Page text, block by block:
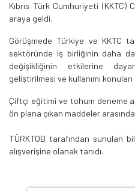
Kıbrıs Türk Cumhuriyeti
araya geldi.
Görüşmede Türkiye ve KKTC
sektöründe iş birliğinin daha
değişikliğinin etkilerine
geliştirilmesi ve kullanımı konuları
Çiftçi eğitimi ve tohum deneme
ön plana çıkan maddeler
TÜRKTOB tarafından sunulan
alışverişine olanak tanıdı.